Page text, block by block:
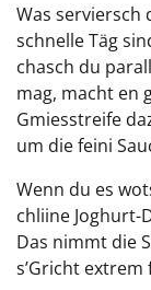
Was serviersch
schnelle Täg
chasch du
mag, macht en
Gmiesstreife
um die feini
Wenn du es
chliine Joghurt-
Das nimmt die
s’Gricht extrem